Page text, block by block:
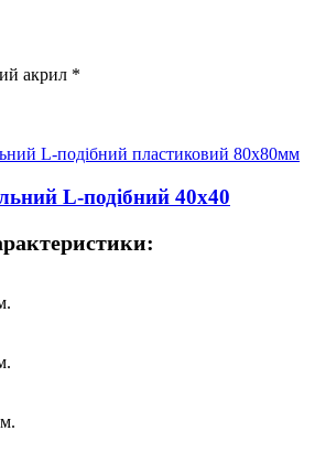
акрил *
L-подібний 40х40